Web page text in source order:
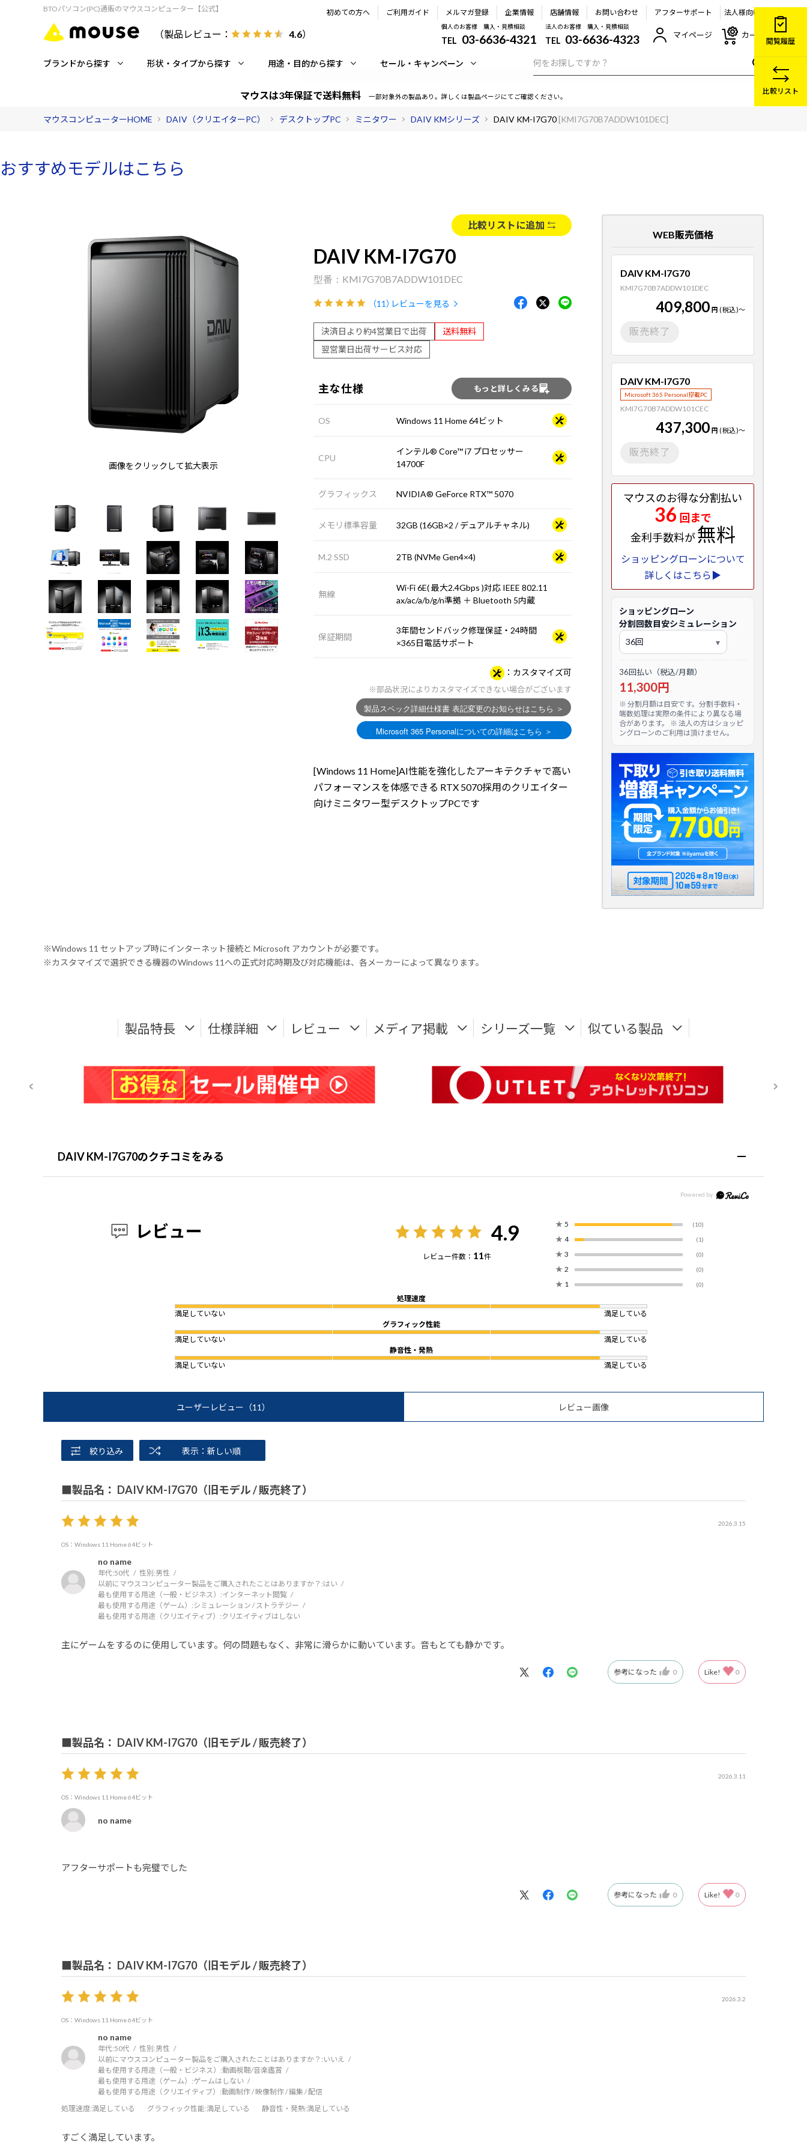
BTOパソコン(PC)通販のマウスコンピューター【公式】
（製品レビュー： 4.6）
初めての方へ ご利用ガイド メルマガ登録 企業情報 店舗情報 お問い合わせ アフターサポート 法人様向け
個人のお客様 購入・見積相談
TEL 03-6636-4321
法人のお客様 購入・見積相談
TEL 03-6636-4323 マイページ カート
ブランドから探す 形状・タイプから探す 用途・目的から探す セール・キャンペーン
マウスは3年保証で送料無料 一部対象外の製品あり。詳しくは製品ページにてご確認ください。
マウスコンピューターHOME DAIV（クリエイターPC） デスクトップPC ミニタワー DAIV KMシリーズ DAIV KM-I7G70 [KMI7G70B7ADDW101DEC]
おすすめモデルはこちら
画像をクリックして拡大表示
比較リストに追加
DAIV KM-I7G70
KMI7G70B7ADDW101DEC
（11）レビューを見る
決済日より約4営業日で出荷
送料無料
翌営業日出荷サービス対応
主な仕様 もっと詳しくみる
OS Windows 11 Home 64ビット
CPU
インテル® Core™ i7 プロセッサー
14700F
グラフィックス NVIDIA® GeForce RTX™ 5070
メモリ標準容量 32GB (16GB×2 / デュアルチャネル)
M.2 SSD 2TB (NVMe Gen4×4)
無線
Wi-Fi 6E( 最大2.4Gbps )対応 IEEE 802.11
ax/ac/a/b/g/n準拠 ＋ Bluetooth 5内蔵
保証期間
3年間センドバック修理保証・24時間
×365日電話サポート
カスタマイズ可
※部品状況によりカスタマイズできない場合がございます
[Windows 11 Home]AI性能を強化したアーキテクチャで高い
パフォーマンスを体感できる RTX 5070採用のクリエイター
向けミニタワー型デスクトップPCです
WEB販売価格
DAIV KM-I7G70
KMI7G70B7ADDW101DEC
409,800 円 (税込)～
販売終了
DAIV KM-I7G70
Microsoft 365 Personal搭載PC
KMI7G70B7ADDW101CEC
437,300 円 (税込)～
販売終了
マウスのお得な分割払い
36 回まで
金利手数料が無料
ショッピングローンについて
詳しくはこちら▶
ショッピングローン
分割回数目安シミュレーション
36回払い（税込/月額）
11,300円
※ 分割月額は目安です。分割手数料・
端数処理は実際の条件により異なる場
合があります。 ※ 法人の方はショッピ
ングローンのご利用は頂けません。
※Windows 11 セットアップ時にインターネット接続と Microsoft アカウントが必要です。
※カスタマイズで選択できる機器のWindows 11への正式対応時期及び対応機能は、各メーカーによって異なります。
製品特長 仕様詳細 レビュー メディア掲載 シリーズ一覧 似ている製品
DAIV KM-I7G70のクチコミをみる
レビュー 4.9
レビュー件数： 11件
★ 5 (10)
★ 4 (1)
★ 3 (0)
★ 2 (0)
★ 1 (0)
処理速度
満足していない
満足している
グラフィック性能
満足していない
満足している
静音性・発熱
満足していない
満足している
ユーザーレビュー （11） レビュー画像
絞り込み 表示：新しい順
■製品名： DAIV KM-I7G70（旧モデル / 販売終了）
2026.3.15
OS：Windows 11 Home 64ビット
no name
年代:50代 性別:男性
以前にマウスコンピューター製品をご購入されたことはありますか？:はい
最も使用する用途（一般・ビジネス）:インターネット閲覧
最も使用する用途（ゲーム）:シミュレーション / ストラテジー
最も使用する用途（クリエイティブ）:クリエイティブはしない
主にゲームをするのに使用しています。何の問題もなく、非常に滑らかに動いています。音もとても静かです。
参考になった 0 Like! 0
■製品名： DAIV KM-I7G70（旧モデル / 販売終了）
2026.3.11
OS：Windows 11 Home 64ビット
no name
アフターサポートも完璧でした
参考になった 0 Like! 0
■製品名： DAIV KM-I7G70（旧モデル / 販売終了）
2026.3.2
OS：Windows 11 Home 64ビット
no name
年代:50代 性別:男性
以前にマウスコンピューター製品をご購入されたことはありますか？: いいえ
最も使用する用途（一般・ビジネス）:動画視聴/音楽鑑賞
最も使用する用途（ゲーム）:ゲームはしない
最も使用する用途（クリエイティブ）:動画制作 / 映像制作 / 編集 / 配信
処理速度:満足している グラフィック性能:満足している 静音性・発熱:満足している
すごく満足しています。
閲覧履歴
比較リスト